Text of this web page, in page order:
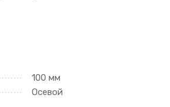
100 мм
Осевой